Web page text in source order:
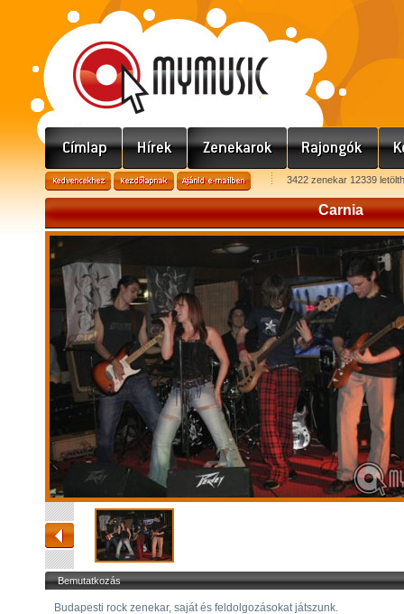
3422 zenekar 12339
Carnia
Bemutatkozás
Budapesti rock zenekar, saját és feldolgozásokat játszunk.